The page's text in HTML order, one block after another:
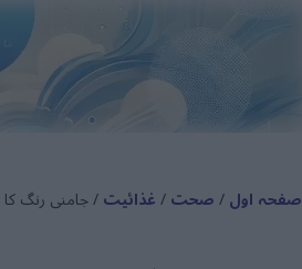
صفحہ اول/صحت/غذائیت/ جامنی رنگ کا